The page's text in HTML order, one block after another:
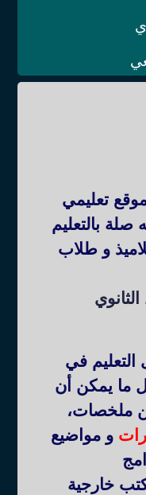
تعليمي
بالتعليم
و طلاب
الثانوي
في
ما يمكن أن
ملخصات،
و مواضيع
خارجية